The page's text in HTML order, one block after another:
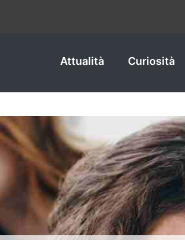
Attualità Curiosità